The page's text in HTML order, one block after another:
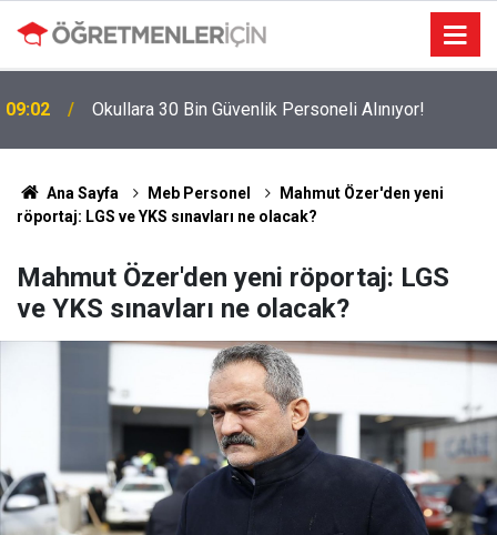
19:01
Öncelik Hangi Alanın Oldu?
Ana Sayfa Meb Personel
Mahmut Özer'den yeni
röportaj: LGS ve YKS sınavları ne olacak?
Mahmut Özer'den yeni röportaj: LGS
ve YKS sınavları ne olacak?